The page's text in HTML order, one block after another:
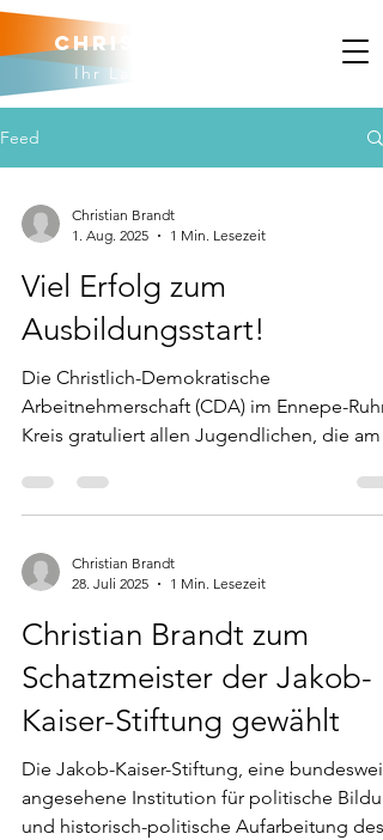
Christian brandt
Ihr Landtagskandidat
Feed
Christian Brandt
1. Aug. 2025
1 Min. Lesezeit
Viel Erfolg zum
Ausbildungsstart!
Die Christlich-Demokratische
Arbeitnehmerschaft (CDA) im Ennepe-Ruhr-
Kreis gratuliert allen Jugendlichen, die am
Christian Brandt
28. Juli 2025
1 Min. Lesezeit
Christian Brandt zum
Schatzmeister der Jakob-
Kaiser-Stiftung gewählt
Die Jakob-Kaiser-Stiftung, eine bundesweit
angesehene Institution für politische
und historisch-politische Aufarbeitung